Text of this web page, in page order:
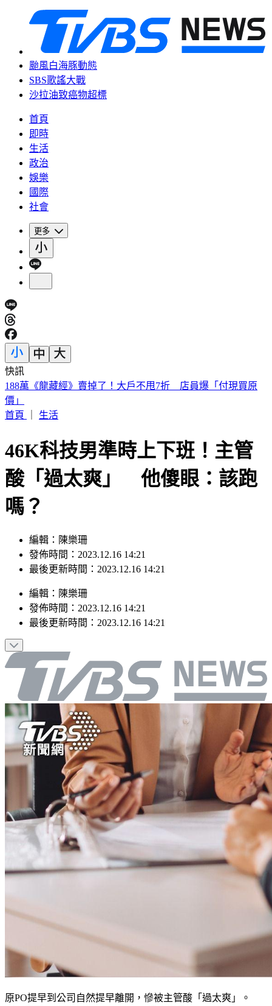
颱風白海豚動態
SBS歌謠大戰
沙拉油致癌物超標
首頁
即時
生活
政治
娛樂
國際
社會
更多
快訊
遠見天下創辦人高希均90歲辭世！「長壽5秘訣」曝 醫生也
認同
首頁
生活
46K科技男準時上下班！主管
酸「過太爽」 他傻眼：該跑
嗎？
編輯：陳樂珊
發佈時間：2023.12.16 14:21
最後更新時間：2023.12.16 14:21
編輯 ： 陳樂珊
發佈時間： 2023.12.16 14:21
最後更新時間： 2023.12.16 14:21
原PO提早到公司自然提早離開，慘被主管酸「過太爽」。